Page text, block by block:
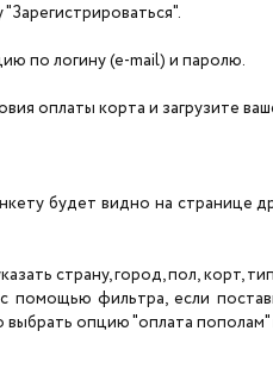
по логину (e-mail) и паролю.
оплаты корта и загрузите
будет видно на странице
страну, город, пол, корт,
фильтра, если
опцию "оплата